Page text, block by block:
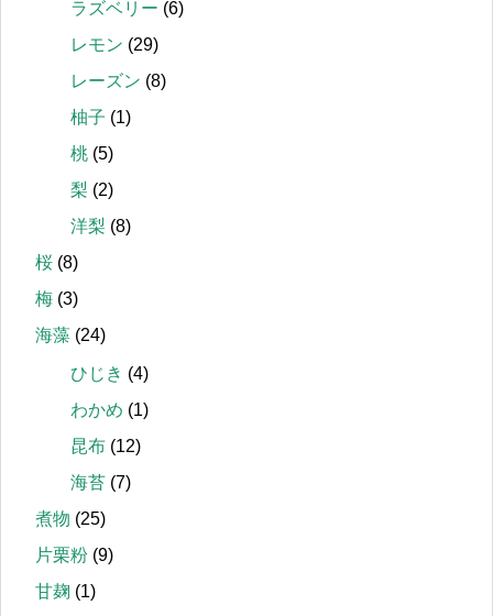
ラズベリー (6)
レモン (29)
レーズン (8)
柚子 (1)
桃 (5)
梨 (2)
洋梨 (8)
桜 (8)
梅 (3)
海藻 (24)
ひじき (4)
わかめ (1)
昆布 (12)
海苔 (7)
煮物 (25)
片栗粉 (9)
甘麹 (1)